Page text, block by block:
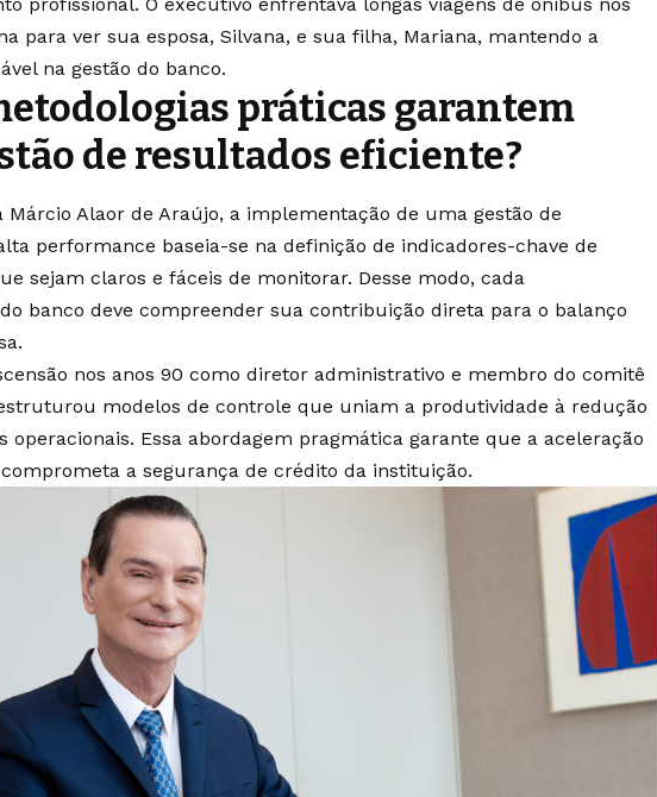
profissional. O executivo enfrentava longas viagens de ônibus nos
para ver sua esposa, Silvana, e sua filha, Mariana, mantendo a
na gestão do banco.
práticas garantem
de resultados eficiente?
Márcio Alaor de Araújo, a implementação de uma gestão de
performance baseia-se na definição de indicadores-chave de
sejam claros e fáceis de monitorar. Desse modo, cada
banco deve compreender sua contribuição direta para o balanço
nos anos 90 como diretor administrativo e membro do comitê
modelos de controle que uniam a produtividade à redução
operacionais. Essa abordagem pragmática garante que a aceleração
a segurança de crédito da instituição.